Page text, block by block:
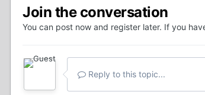
Join the conversation
You can post now and register later. If you
Reply to this topic...